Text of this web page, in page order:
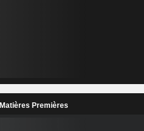
Matières Premières